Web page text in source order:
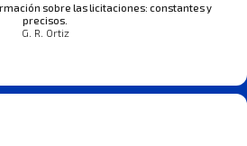
sobre las licitaciones: constantes y
precisos.
G. R. Ortiz